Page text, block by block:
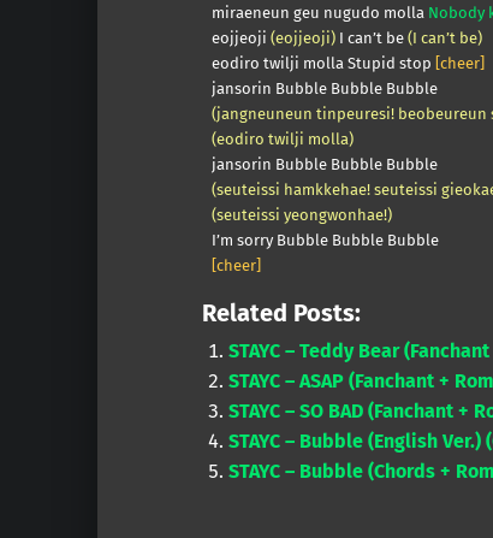
miraeneun geu nugudo molla Nobody
eojjeoji (eojjeoji)I can’t be (I can’t be)
eodiro twilji molla Stupid stop [cheer]
jansorin Bubble Bubble Bubble
(jangneuneun tinpeuresi! beobeureun
(eodiro twilji molla)
jansorin Bubble Bubble Bubble
(seuteissi hamkkehae! seuteissi
(seuteissi yeongwonhae!)
I’m sorry Bubble Bubble Bubble
[cheer]
Related Posts:
STAYC – Teddy Bear
STAYC – ASAP (Fanchant +
STAYC – SO BAD (Fanchant +
STAYC – Bubble (English Ver.)
STAYC – Bubble (Chords +